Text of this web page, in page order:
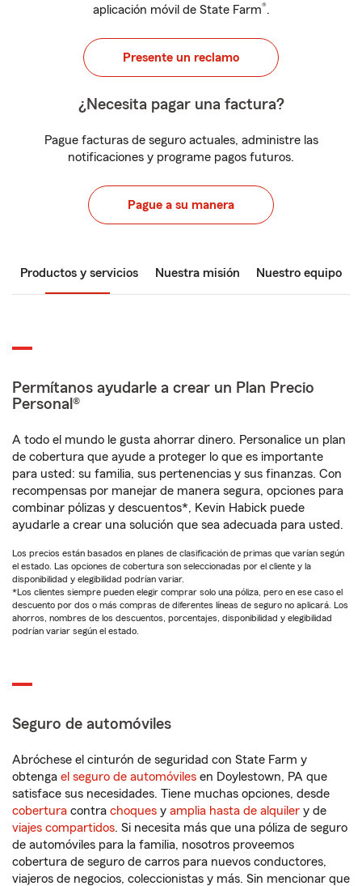
aplicación móvil de State Farm®.
Presente un reclamo
¿Necesita pagar una factura?
Pague facturas de seguro actuales, administre las
notificaciones y programe pagos futuros.
Pague a su manera
Productos y servicios Nuestra misión Nuestro equipo
Permítanos ayudarle a crear un Plan Precio
Personal®
A todo el mundo le gusta ahorrar dinero. Personalice un plan
de cobertura que ayude a proteger lo que es importante
para usted: su familia, sus pertenencias y sus finanzas. Con
recompensas por manejar de manera segura, opciones para
combinar pólizas y descuentos*, Kevin Habick puede
ayudarle a crear una solución que sea adecuada para usted.
Los precios están basados en planes de clasificación de primas que varían según
el estado. Las opciones de cobertura son seleccionadas por el cliente y la
disponibilidad y elegibilidad podrían variar.
*Los clientes siempre pueden elegir comprar solo una póliza, pero en ese caso el
descuento por dos o más compras de diferentes líneas de seguro no aplicará. Los
ahorros, nombres de los descuentos, porcentajes, disponibilidad y elegibilidad
podrían variar según el estado.
Seguro de automóviles
Abróchese el cinturón de seguridad con State Farm y
obtenga el seguro de automóviles en Doylestown, PA que
satisface sus necesidades. Tiene muchas opciones, desde
cobertura contra choques y amplia hasta de alquiler y de
viajes compartidos. Si necesita más que una póliza de seguro
de automóviles para la familia, nosotros proveemos
cobertura de seguro de carros para nuevos conductores,
viajeros de negocios, coleccionistas y más. Sin mencionar que